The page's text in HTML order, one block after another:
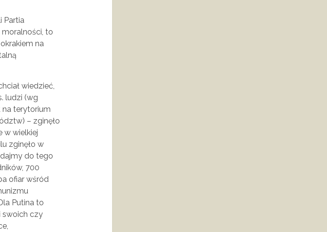
Partia
moralności, to
na
wiedzieć,
ludzi (wg
na terytorium
– zginęło
w wielkiej
zginęło w
do tego
700
ofiar wśród
Putina to
swoich czy